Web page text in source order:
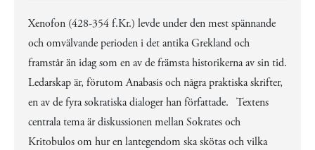
Xenofon (428-354 f.Kr.) levde under den mest spännande
och omvälvande perioden i det antika Grekland och
framstår än idag som en av de främsta historikerna av sin tid.
Ledarskap är, förutom Anabasis och några praktiska skrifter,
en av de fyra sokratiska dialoger han författade. Textens
centrala tema är diskussionen mellan Sokrates och
Kritobulos om hur en lantegendom ska skötas och vilka